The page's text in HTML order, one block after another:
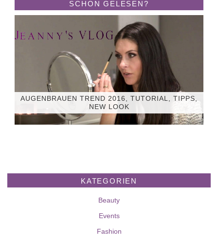
SCHON GELESEN?
AUGENBRAUEN TREND 2016, TUTORIAL, TIPPS,
NEW LOOK
KATEGORIEN
Beauty
Events
Fashion